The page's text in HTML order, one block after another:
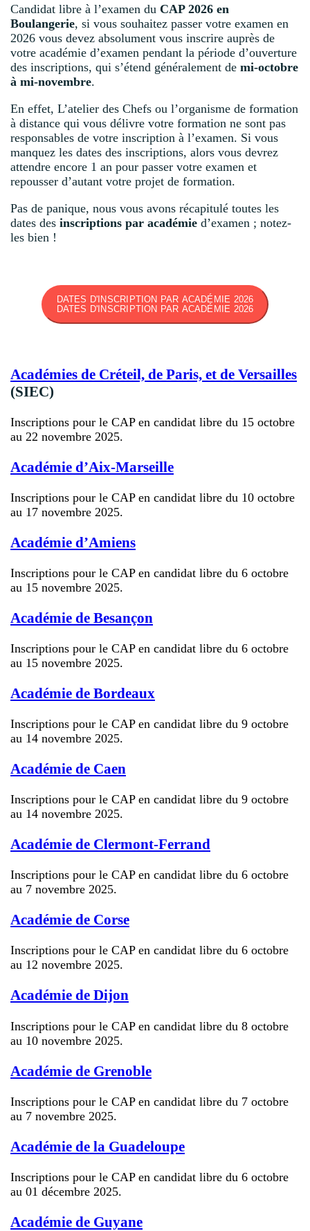
Candidat libre à l’examen du CAP 2026 en
Boulangerie, si vous souhaitez passer votre examen en
2026 vous devez absolument vous inscrire auprès de
votre académie d’examen pendant la période d’ouverture
des inscriptions, qui s’étend généralement de mi-octobre
à mi-novembre.
En effet, L’atelier des Chefs ou l’organisme de formation
à distance qui vous délivre votre formation ne sont pas
responsables de votre inscription à l’examen. Si vous
manquez les dates des inscriptions, alors vous devrez
attendre encore 1 an pour passer votre examen et
repousser d’autant votre projet de formation.
Pas de panique, nous vous avons récapitulé toutes les
dates des inscriptions par académie d’examen ; notez-
les bien !
DATES D'INSCRIPTION PAR ACADÉMIE 2026
DATES D'INSCRIPTION PAR ACADÉMIE 2026
Académies de Créteil, de Paris, et de Versailles
(SIEC)
Inscriptions pour le CAP en candidat libre du 15 octobre
au 22 novembre 2025.
Académie d’Aix-Marseille
Inscriptions pour le CAP en candidat libre du 10 octobre
au 17 novembre 2025.
Académie d’Amiens
Inscriptions pour le CAP en candidat libre du 6 octobre
au 15 novembre 2025.
Académie de Besançon
Inscriptions pour le CAP en candidat libre du 6 octobre
au 15 novembre 2025.
Académie de Bordeaux
Inscriptions pour le CAP en candidat libre du 9 octobre
au 14 novembre 2025.
Académie de Caen
Inscriptions pour le CAP en candidat libre du 9 octobre
au 14 novembre 2025.
Académie de Clermont-Ferrand
Inscriptions pour le CAP en candidat libre du 6 octobre
au 7 novembre 2025.
Académie de Corse
Inscriptions pour le CAP en candidat libre du 6 octobre
au 12 novembre 2025.
Académie de Dijon
Inscriptions pour le CAP en candidat libre du 8 octobre
au 10 novembre 2025.
Académie de Grenoble
Inscriptions pour le CAP en candidat libre du 7 octobre
au 7 novembre 2025.
Académie de la Guadeloupe
Inscriptions pour le CAP en candidat libre du 6 octobre
au 01 décembre 2025.
Académie de Guyane